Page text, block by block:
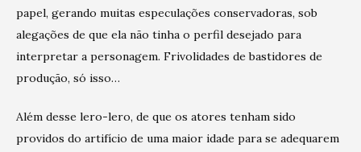
papel, gerando muitas especulações conservadoras, sob
alegações de que ela não tinha o perfil desejado para
interpretar a personagem. Frivolidades de bastidores de
produção, só isso…
Além desse lero-lero, de que os atores tenham sido
providos do artifício de uma maior idade para se adequarem